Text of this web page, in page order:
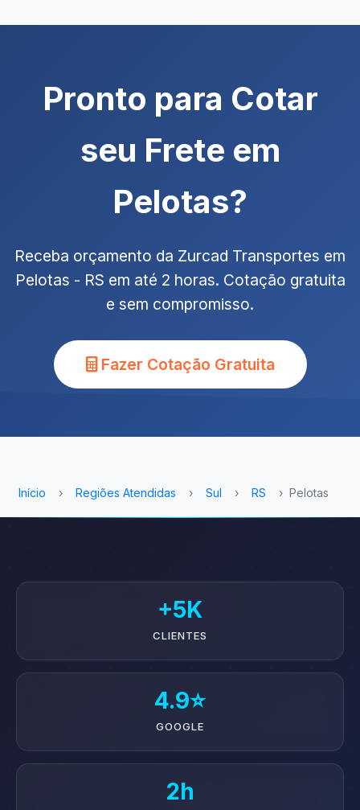
Pronto para Cotar
seu Frete em
Pelotas?
Receba orçamento da Zurcad Transportes em
Pelotas - RS em até 2 horas. Cotação gratuita
e sem compromisso.
Fazer Cotação Gratuita
Início › Regiões Atendidas › Sul › RS › Pelotas
+5K
CLIENTES
4.9⭐
GOOGLE
2h